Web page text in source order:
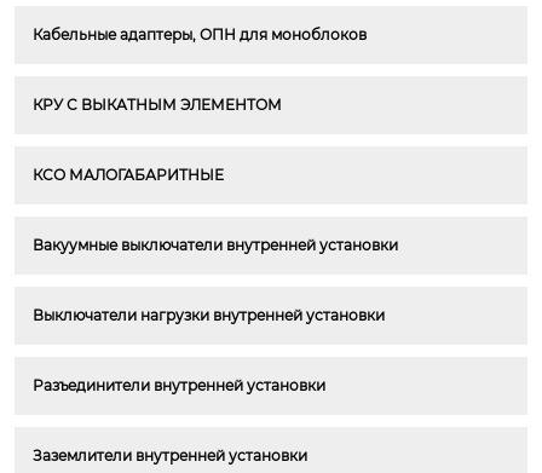
Кабельные адаптеры, ОПН для моноблоков
КРУ С ВЫКАТНЫМ ЭЛЕМЕНТОМ
КСО МАЛОГАБАРИТНЫЕ
Вакуумные выключатели внутренней установки
Выключатели нагрузки внутренней установки
Разъединители внутренней установки
Заземлители внутренней установки